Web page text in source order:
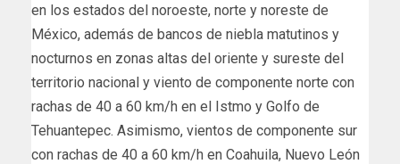
en los estados del noroeste, norte y noreste de
México, además de bancos de niebla matutinos y
nocturnos en zonas altas del oriente y sureste del
territorio nacional y viento de componente norte con
rachas de 40 a 60 km/h en el Istmo y Golfo de
Tehuantepec. Asimismo, vientos de componente sur
con rachas de 40 a 60 km/h en Coahuila, Nuevo León